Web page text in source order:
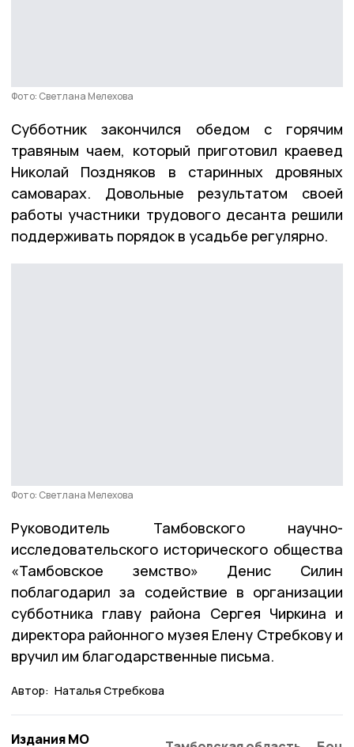
Фото: Светлана Мелехова
Субботник закончился обедом с горячим
травяным чаем, который приготовил краевед
Николай Поздняков в старинных дровяных
самоварах. Довольные результатом своей
работы участники трудового десанта решили
поддерживать порядок в усадьбе регулярно.
Фото: Светлана Мелехова
Руководитель Тамбовского научно-
исследовательского исторического общества
«Тамбовское земство» Денис Силин
поблагодарил за содействие в организации
субботника главу района Сергея Чиркина и
директора районного музея Елену Стребкову и
вручил им благодарственные письма.
Автор: Наталья Стребкова
Издания МО